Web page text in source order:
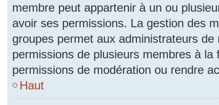
membre peut appartenir à un ou
avoir ses permissions. La gestion des
groupes permet aux administrateurs
permissions de plusieurs membres à la
permissions de modération ou rendre
Haut